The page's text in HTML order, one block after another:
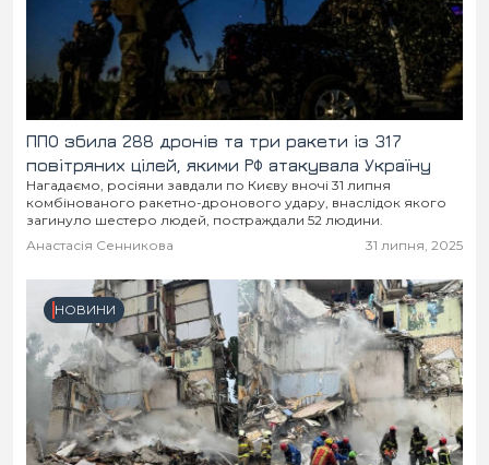
ППО збила 288 дронів та три ракети із 317
повітряних цілей, якими РФ атакувала Україну
Нагадаємо, росіяни завдали по Києву вночі 31 липня
комбінованого ракетно-дронового удару, внаслідок якого
загинуло шестеро людей, постраждали 52 людини.
Анастасія Сенникова
31 липня, 2025
НОВИНИ